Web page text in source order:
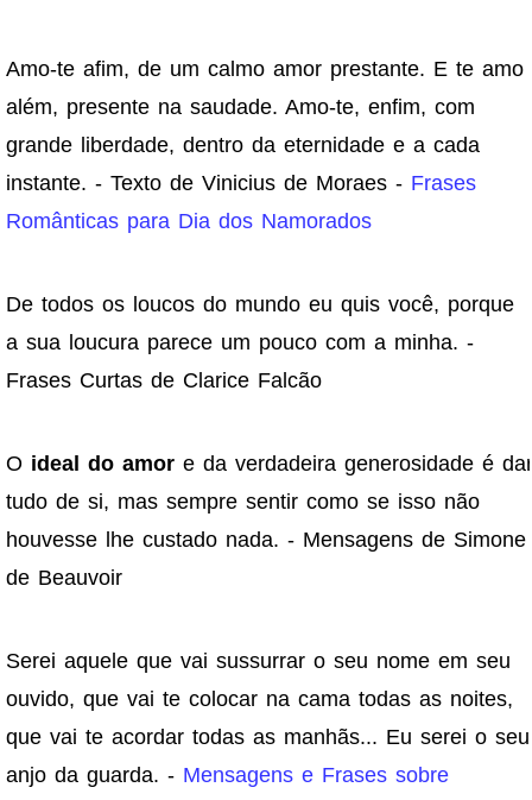
Amo-te afim, de um calmo amor prestante. E te amo
além, presente na saudade. Amo-te, enfim, com
grande liberdade, dentro da eternidade e a cada
instante. - Texto de Vinicius de Moraes - Frases
Românticas para Dia dos Namorados
De todos os loucos do mundo eu quis você, porque
a sua loucura parece um pouco com a minha. -
Frases Curtas de Clarice Falcão
O ideal do amor e da verdadeira generosidade é dar
tudo de si, mas sempre sentir como se isso não
houvesse lhe custado nada. - Mensagens de Simone
de Beauvoir
Serei aquele que vai sussurrar o seu nome em seu
ouvido, que vai te colocar na cama todas as noites,
que vai te acordar todas as manhãs... Eu serei o seu
anjo da guarda. - Mensagens e Frases sobre